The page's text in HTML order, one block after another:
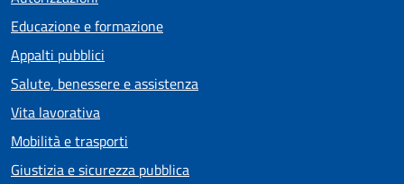
Educazione e formazione
Appalti pubblici
Salute, benessere e assistenza
Vita lavorativa
Mobilità e trasporti
Giustizia e sicurezza pubblica